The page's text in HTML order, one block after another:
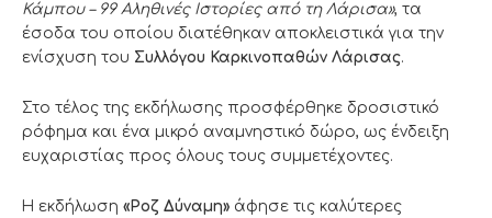
Κάμπου – 99 Αληθινές Ιστορίες από τη Λάρισα», τα
έσοδα του οποίου διατέθηκαν αποκλειστικά για την
ενίσχυση του Συλλόγου Καρκινοπαθών Λάρισας.
Στο τέλος της εκδήλωσης προσφέρθηκε δροσιστικό
ρόφημα και ένα μικρό αναμνηστικό δώρο, ως ένδειξη
ευχαριστίας προς όλους τους συμμετέχοντες.
Η εκδήλωση «Ροζ Δύναμη» άφησε τις καλύτερες